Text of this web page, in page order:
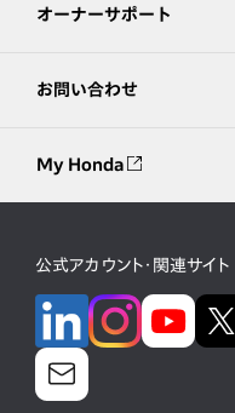
オーナーサポート
お問い合わせ
My Honda
公式アカウント・関連サイト